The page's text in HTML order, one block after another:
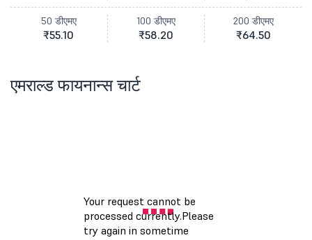
50 डीएमए
₹55.10
100 डीएमए
₹58.20
200 डीएमए
₹64.50
एमराल्ड फायनान्स चार्ट